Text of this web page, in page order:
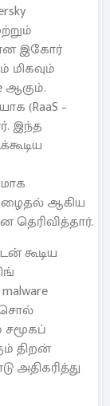
இகோர்
ஆகும்.
(RaaS –
இந்த
ஆகிய
கூடிய
திறன்